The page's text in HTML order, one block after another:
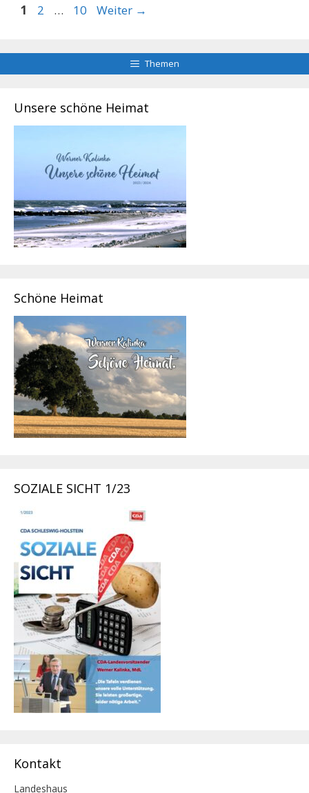
Seite
1 Seite
2 … Seite
10 Weiter →
Themen
Unsere schöne Heimat
Schöne Heimat
SOZIALE SICHT 1/23
Kontakt
Landeshaus